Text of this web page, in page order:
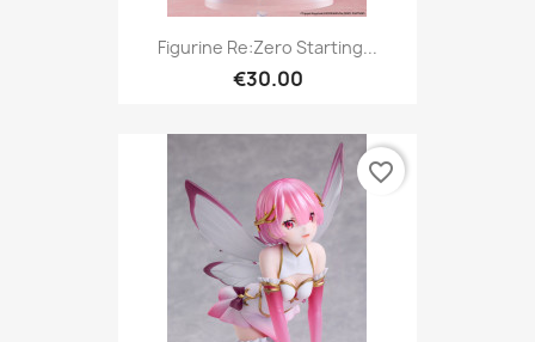
Figurine Re:Zero Starting...
€30.00
favorite_border